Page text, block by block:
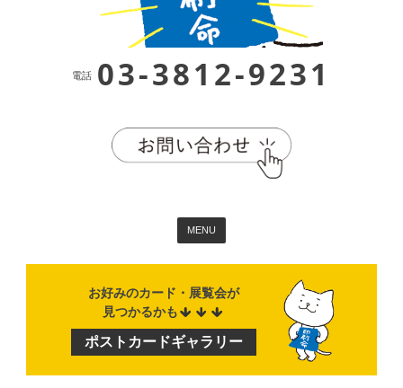
電話 03-3812-9231
MENU
お好みのカード・展覧会が
見つかるかも
ポストカードギャラリー